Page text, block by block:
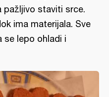
pažljivo staviti srce.
ima materijala. Sve
se lepo ohladi i